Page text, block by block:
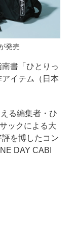
発売
書「ひとりっ
イテム（日本
る編集者・ひ
ックによる大
を博したコン
DAY CABI